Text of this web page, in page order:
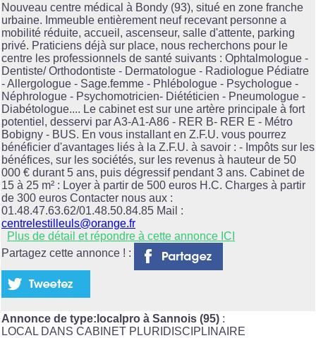
Nouveau centre médical à Bondy (93), situé en zone franche
urbaine. Immeuble entièrement neuf recevant personne a
mobilité réduite, accueil, ascenseur, salle d'attente, parking
privé. Praticiens déjà sur place, nous recherchons pour le
centre les professionnels de santé suivants : Ophtalmologue -
Dentiste/ Orthodontiste - Dermatologue - Radiologue Pédiatre
- Allergologue - Sage.femme - Phlébologue - Psychologue -
Néphrologue - Psychomotricien- Diététicien - Pneumologue -
Diabétologue.... Le cabinet est sur une artère principale à fort
potentiel, desservi par A3-A1-A86 - RER B- RER E - Métro
Bobigny - BUS. En vous installant en Z.F.U. vous pourrez
bénéficier d'avantages liés à la Z.F.U. à savoir : - Impôts sur les
bénéfices, sur les sociétés, sur les revenus à hauteur de 50
000 € durant 5 ans, puis dégressif pendant 3 ans. Cabinet de
15 à 25 m² : Loyer à partir de 500 euros H.C. Charges à partir
de 300 euros Contacter nous aux :
01.48.47.63.62/01.48.50.84.85 Mail :
centrelestilleuls@orange.fr
Plus de détail et répondre à cette annonce ICI
Partagez cette annonce ! :
Annonce de type:localpro à Sannois (95) :
LOCAL DANS CABINET PLURIDISCIPLINAIRE